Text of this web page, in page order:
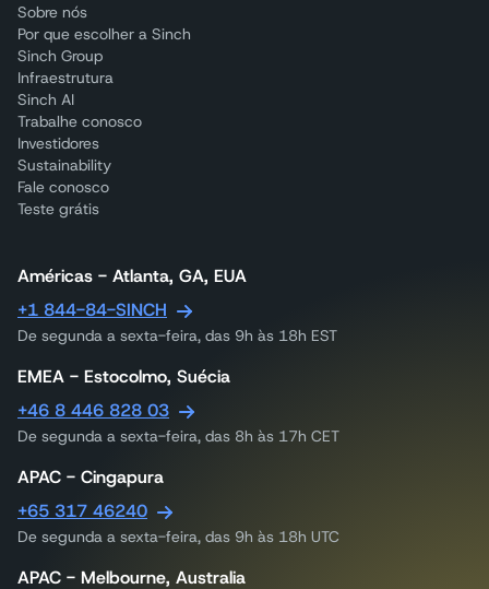
Sobre nós
Por que escolher a Sinch
Sinch Group
Infraestrutura
Sinch AI
Trabalhe conosco
Investidores
Sustainability
Fale conosco
Teste grátis
Américas - Atlanta, GA, EUA
+1 844-84-SINCH
De segunda a sexta-feira, das 9h às 18h EST
EMEA - Estocolmo, Suécia
+46 8 446 828 03
De segunda a sexta-feira, das 8h às 17h CET
APAC - Cingapura
+65 317 46240
De segunda a sexta-feira, das 9h às 18h UTC
APAC - Melbourne, Australia